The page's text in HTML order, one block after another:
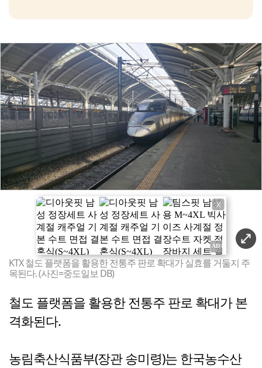
X
KTX 철도 플랫폼을 활용한 전통주 판로 확대가 실효를 거둘지 주
목된다. (사진=중도일보 DB)
철도 플랫폼을 활용한 전통주 판로 확대가 본
격화된다.
농림축산식품부(장관 송미령)는 한국농수산